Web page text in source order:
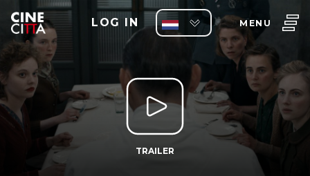
LOG IN MENU
TRAILER